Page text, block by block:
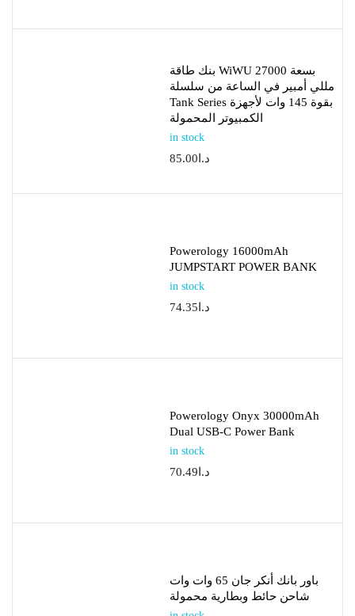
بنك طاقة WiWU بسعة 27000
مللي أمبير في الساعة من سلسلة
Tank Series بقوة 145 وات لأجهزة
الكمبيوتر المحمولة
in stock
د.ا85.00
Powerology 16000mAh
JUMPSTART POWER BANK
in stock
د.ا 74.35
Powerology Onyx 30000mAh
Dual USB-C Power Bank
in stock
د.ا 70.49
باور بانك أنكر جان 65 وات وات
شاحن حائط وبطارية محمولة